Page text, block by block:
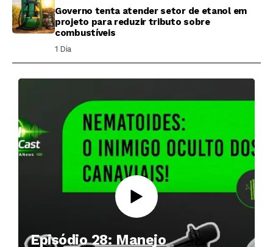
Governo tenta atender setor de etanol em
projeto para reduzir tributo sobre
combustíveis
1 Dia ⁮
Episódio 28: Manejo